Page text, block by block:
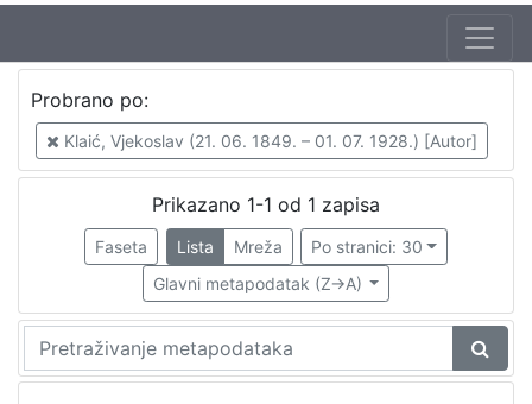
Jezik
hrvatski
Probrano po:
Klaić, Vjekoslav (21. 06. 1849. – 01. 07. 1928.) [Autor]
Prikazano 1-1 od 1 zapisa
Faseta Lista Mreža
Po stranici: 30
Glavni metapodatak (Z->A)